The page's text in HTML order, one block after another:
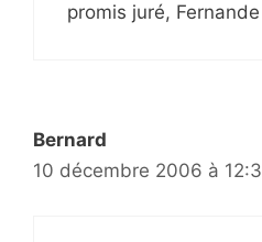
promis juré,
Bernard
10 décembre 2006 à